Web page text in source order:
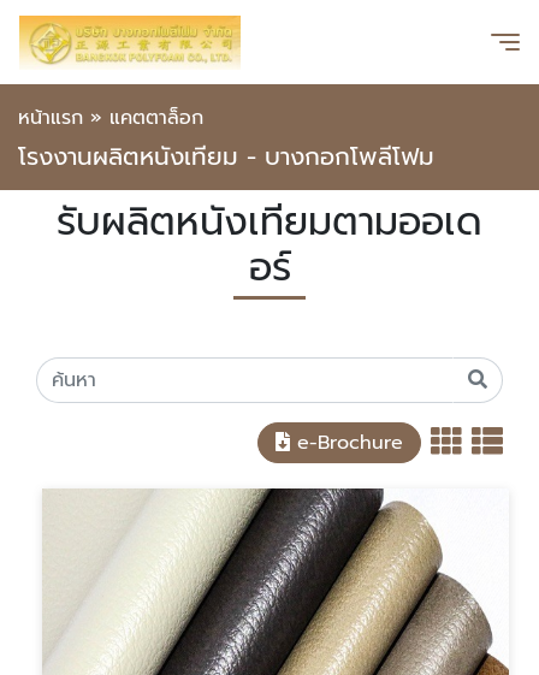
หน้าแรก » แคตตาล็อก
โรงงานผลิตหนังเทียม - บางกอกโพลีโฟม
รับผลิตหนังเทียมตามออเด
อร์
e-Brochure